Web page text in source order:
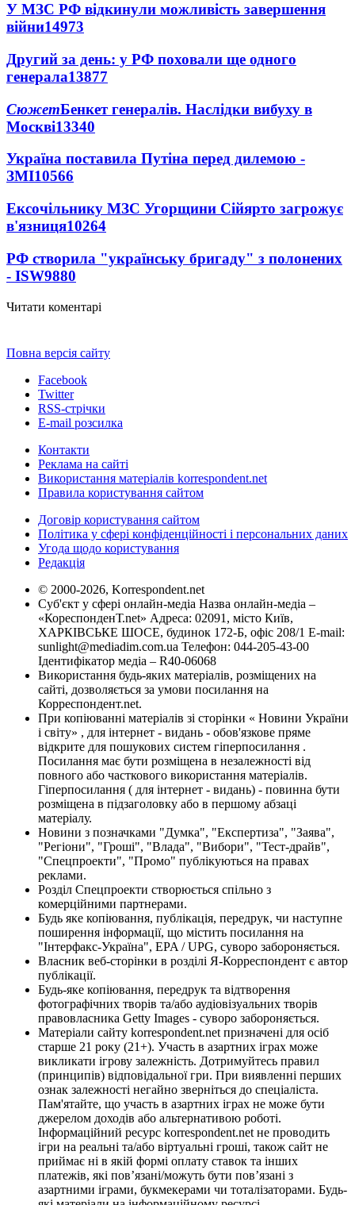
У МЗС РФ відкинули можливість завершення
війни14973
Другий за день: у РФ поховали ще одного
генерала13877
СюжетБенкет генералів. Наслідки вибуху в
Москві13340
Україна поставила Путіна перед дилемою -
ЗМІ10566
Ексочільнику МЗС Угорщини Сійярто загрожує
в'язниця10264
РФ створила "українську бригаду" з полонених
- ISW9880
Читати коментарі
Повна версія сайту
Facebook
Twitter
RSS-стрічки
E-mail розсилка
Контакти
Реклама на сайті
Використання матеріалів korrespondent.net
Правила користування сайтом
Договір користування сайтом
Політика у сфері конфіденційності і персональних даних
Угода щодо користування
Редакція
© 2000-2026, Korrespondent.net
Суб'єкт у сфері онлайн-медіа Назва онлайн-медіа –
«КореспонденТ.net» Адреса: 02091, місто Київ,
ХАРКІВСЬКЕ ШОСЕ, будинок 172-Б, офіс 208/1 E-mail:
sunlight@mediadim.com.ua Телефон: 044-205-43-00
Ідентифікатор медіа – R40-06068
Використання будь-яких матеріалів, розміщених на
сайті, дозволяється за умови посилання на
Корреспондент.net.
При копіюванні матеріалів зі сторінки « Новини України
і світу» , для інтернет - видань - обов'язкове пряме
відкрите для пошукових систем гіперпосилання .
Посилання має бути розміщена в незалежності від
повного або часткового використання матеріалів.
Гіперпосилання ( для інтернет - видань) - повинна бути
розміщена в підзаголовку або в першому абзаці
матеріалу.
Новини з позначками "Думка", "Експертиза", "Заява",
"Регіони", "Гроші", "Влада", "Вибори", "Тест-драйв",
"Спецпроекти", "Промо" публікуються на правах
реклами.
Розділ Спецпроекти створюється спільно з
комерційними партнерами.
Будь яке копіювання, публікація, передрук, чи наступне
поширення інформації, що містить посилання на
"Інтерфакс-Україна", EPA / UPG, суворо забороняється.
Власник веб-сторінки в розділі Я-Корреспондент є автор
публікації.
Будь-яке копіювання, передрук та відтворення
фотографічних творів та/або аудіовізуальних творів
правовласника Getty Images - суворо забороняється.
Матеріали сайту korrespondent.net призначені для осіб
старше 21 року (21+). Участь в азартних іграх може
викликати ігрову залежність. Дотримуйтесь правил
(принципів) відповідальної гри. При виявленні перших
ознак залежності негайно зверніться до спеціаліста.
Пам'ятайте, що участь в азартних іграх не може бути
джерелом доходів або альтернативою роботі.
Інформаційний ресурс korrespondent.net не проводить
ігри на реальні та/або віртуальні гроші, також сайт не
приймає ні в якій формі оплату ставок та інших
платежів, які пов’язані/можуть бути пов’язані з
азартними іграми, букмекерами чи тоталізаторами. Будь-